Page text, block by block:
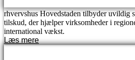
rhvervshus Hovedstaden tilbyder uvildig
tilskud, der hjælper virksomheder i
international vækst.
Læs mere